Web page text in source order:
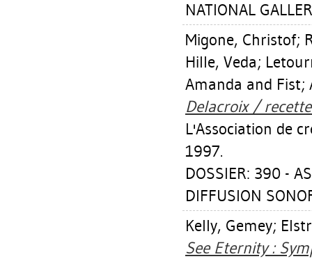
NATIONAL
Migone, Christof;
Hille, Veda;
Amanda and Fist;
Delacroix /
L'Association de
1997.
DOSSIER: 390 -
DIFFUSION
Kelly, Gemey;
See Eternity :